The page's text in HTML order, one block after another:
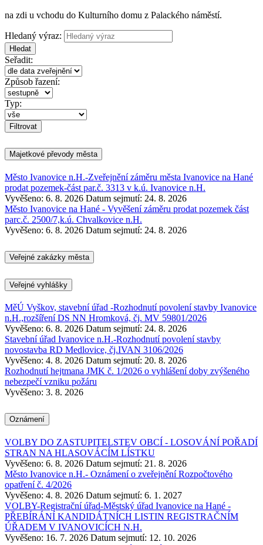
na zdi u vchodu do Kulturního domu z Palackého náměstí.
Hledaný výraz:
Hledat
Seřadit:
Způsob řazení:
Typ:
Majetkové převody města
Město Ivanovice n.H.-Zveřejnění záměru města Ivanovice na Hané
prodat pozemek-část par.č. 3313 v k.ú. Ivanovice n.H.
Vyvěšeno: 6. 8. 2026 Datum sejmutí: 24. 8. 2026
Město Ivanovice na Hané - Vyvěšení záměru prodat pozemek část
parc.č. 2500/7,k.ú. Chvalkovice n.H.
Vyvěšeno: 6. 8. 2026 Datum sejmutí: 24. 8. 2026
Veřejné zakázky města
Veřejné vyhlášky
MěÚ Vyškov, stavební úřad -Rozhodnutí povolení stavby Ivanovice
n.H.,rozšíření DS NN Hromková, čj. MV 59801/2026
Vyvěšeno: 6. 8. 2026 Datum sejmutí: 24. 8. 2026
Stavební úřad Ivanovice n.H.-Rozhodnutí povolení stavby
novostavba RD Medlovice, čj.IVAN 3106/2026
Vyvěšeno: 4. 8. 2026 Datum sejmutí: 20. 8. 2026
Rozhodnutí hejtmana JMK č. 1/2026 o vyhlášení doby zvýšeného
nebezpečí vzniku požáru
Vyvěšeno: 3. 8. 2026
Oznámení
VOLBY DO ZASTUPITELSTEV OBCÍ - LOSOVÁNÍ POŘADÍ
STRAN NA HLASOVÁCÍM LÍSTKU
Vyvěšeno: 6. 8. 2026 Datum sejmutí: 21. 8. 2026
Město Ivanovice n.H.- Oznámení o zveřejnění Rozpočtového
opatření č. 4/2026
Vyvěšeno: 4. 8. 2026 Datum sejmutí: 6. 1. 2027
VOLBY-Registrační úřad-Městský úřad Ivanovice na Hané -
PŘEBÍRÁNÍ KANDIDÁTNÍCH LISTIN REGISTRAČNÍM
ÚŘADEM V IVANOVICÍCH N.H.
Vyvěšeno: 16. 7. 2026 Datum sejmutí: 12. 10. 2026